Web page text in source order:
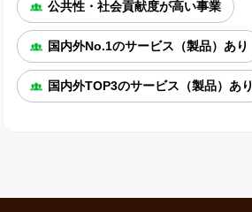
公共性・社会貢献度が高い事業
国内外No.1のサービス（製品）あり
国内外TOP3のサービス（製品）あり